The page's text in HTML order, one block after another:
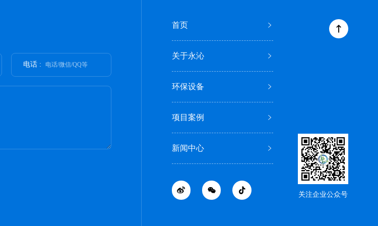
电话 : 电话/微信/QQ等
首页
关于永沁
环保设备
项目案例
新闻中心
关注企业公众号